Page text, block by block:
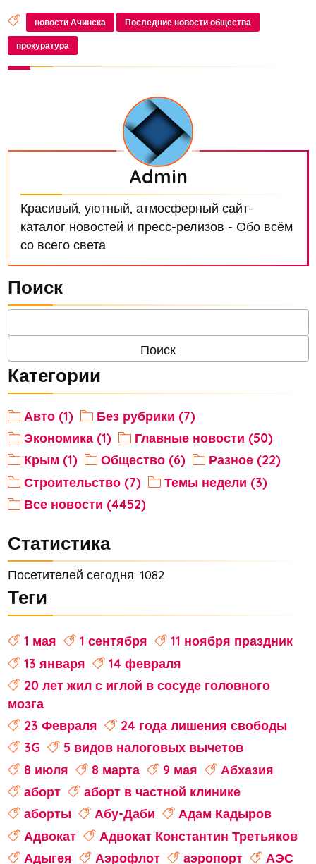
этого его больше никто не видел
новости Ачинска Последние новости общества
прокуратура
Admin
Красивый, уютный, атмосферный сайт-
каталог новостей и пресс-релизов - Обо всём
со всего света
Поиск
Категории
Авто (1)
Без рубрики (7)
Экономика (1)
Главные новости (50)
Крым (1)
Общество (6)
Разное (22)
Строительство (7)
Темы недели (3)
Все новости (4452)
Статистика
Посетителей сегодня: 1082
Теги
1 мая 1 сентября
11 ноября праздник
13 января
14 февраля
20 лет жил с иглой в сосуде головного
мозга
23 Февраля
24 года лишения свободы
3G
5 видов налоговых вычетов
8 июля
8 марта 9 мая
Абхазия
аборт
аборт в частной клинике
аборты
Абу-Даби
Адам Кадыров
Адвокат
Адвокат Константин Третьяков
Адыгея
Аэрофлот аэропорт АЭС